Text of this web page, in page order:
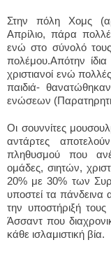
Στην πόλη Χομς
Απρίλιο, πάρα
ενώ στο σύνολό
πολέμου.Απότην
χριστιανοί ενώ
παιδιά-
ενώσεων
Οι σουννίτες
αντάρτες
πληθυσμού που
ομάδες, σιητών,
20% με 30% των
υποστεί τα
την υποστήριξή
Άσσαντ που
κάθε ισλαμιστική βία.